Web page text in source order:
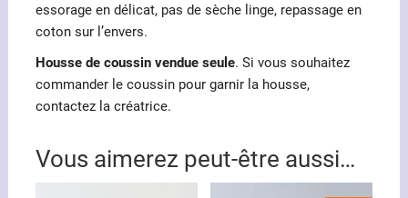
essorage en délicat, pas de sèche linge, repassage en
coton sur l’envers.
Housse de coussin vendue seule. Si vous souhaitez
commander le coussin pour garnir la housse,
contactez la créatrice.
Vous aimerez peut-être aussi…